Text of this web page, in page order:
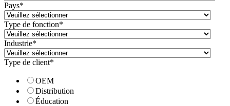
Pays*
Type de fonction*
Industrie*
Type de client*
OEM
Distribution
Éducation